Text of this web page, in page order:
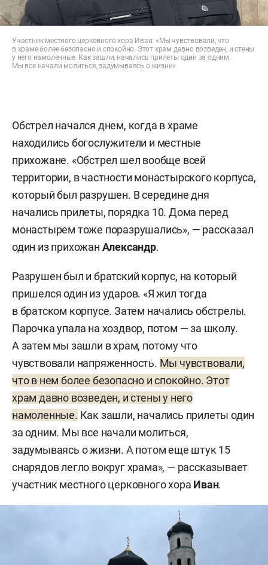
Участник местного церковного хора Иван: «Мы чувствовали, что
в храме более безопасно и спокойно. Этот храм давно возведен, и стены
у него намоленные. Как зашли, начались прилеты один за одним.
Мы все начали молиться, задумываясь о жизни»
Обстрел начался днем, когда в храме
находились богослужители и местные
прихожане. «Обстрел шел вообще всей
территории, в частности монастырского корпуса,
который был разрушен. В середине дня
начались прилеты, порядка 10. Дома перед
монастырем тоже поразрушались», — рассказал
один из прихожан Александр.
Разрушен был и братский корпус, на который
пришелся один из ударов. «Я жил тогда
в братском корпусе. Затем начались обстрелы.
Парочка упала на хоздвор, потом — за школу.
А затем мы зашли в храм, потому что
чувствовали напряженность. Мы чувствовали,
что в нем более безопасно и спокойно. Этот
храм давно возведен, и стены у него
намоленные. Как зашли, начались прилеты один
за одним. Мы все начали молиться,
задумываясь о жизни. А потом еще штук 15
снарядов легло вокруг храма», — рассказывает
участник местного церковного хора Иван.